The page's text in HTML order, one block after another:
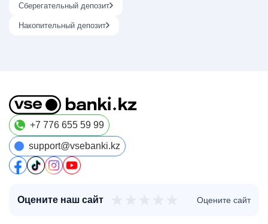
Сберегательный депозит
Накопительный депозит
+7 776 655 59 99
support@vsebanki.kz
Оцените наш сайт Оцените сайт